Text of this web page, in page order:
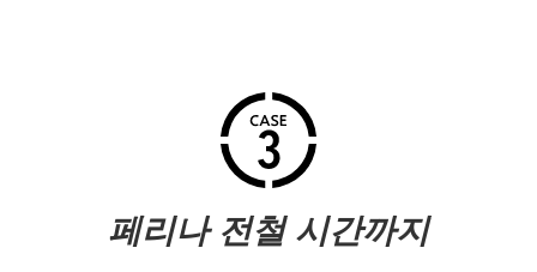
페리나 전철 시간까지